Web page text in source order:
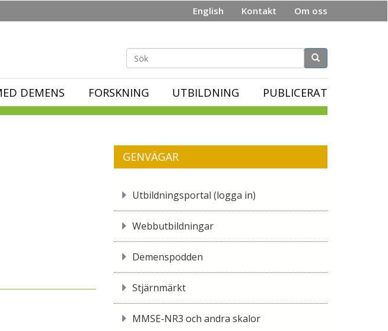
English Kontakt Om oss
Sökformulär
DEMENS FORSKNING UTBILDNING PUBLICERAT
GENVÄGAR
Utbildningsportal (logga in)
Webbutbildningar
Demenspodden
Stjärnmärkt
MMSE-NR3 och andra skalor